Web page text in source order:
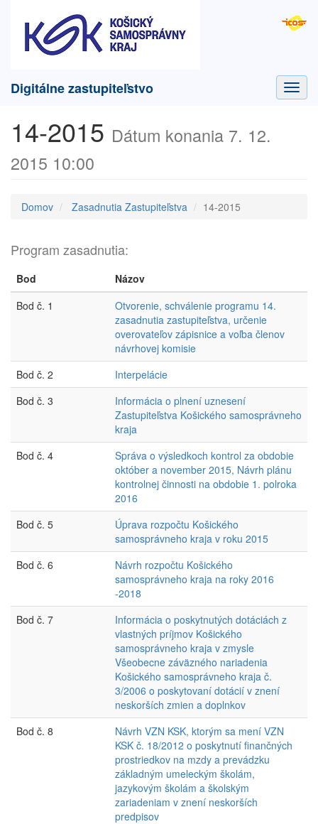
Digitálne zastupiteľstvo
14-2015 Dátum konania 7. 12.
2015 10:00
Domov Zasadnutia Zastupiteľstva 14-2015
Program zasadnutia:
Bod
Názov
Bod č. 1
Otvorenie, schválenie programu 14.
zasadnutia zastupiteľstva, určenie
overovateľov zápisnice a voľba členov
návrhovej komisie
Bod č. 2
Interpelácie
Bod č. 3
Informácia o plnení uznesení
Zastupiteľstva Košického samosprávneho
kraja
Bod č. 4
Správa o výsledkoch kontrol za obdobie
október a november 2015, Návrh plánu
kontrolnej činnosti na obdobie 1. polroka
2016
Bod č. 5
Úprava rozpočtu Košického
samosprávneho kraja v roku 2015
Bod č. 6
Návrh rozpočtu Košického
samosprávneho kraja na roky 2016
-2018
Bod č. 7
Informácia o poskytnutých dotáciách z
vlastných príjmov Košického
samosprávneho kraja v zmysle
Všeobecne záväzného nariadenia
Košického samosprávneho kraja č.
3/2006 o poskytovaní dotácií v znení
neskorších zmien a doplnkov
Bod č. 8
Návrh VZN KSK, ktorým sa mení VZN
KSK č. 18/2012 o poskytnutí finančných
prostriedkov na mzdy a prevádzku
základným umeleckým školám,
jazykovým školám a školským
zariadeniam v znení neskorších
predpisov